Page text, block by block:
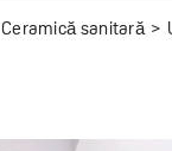
Ceramică sanitară